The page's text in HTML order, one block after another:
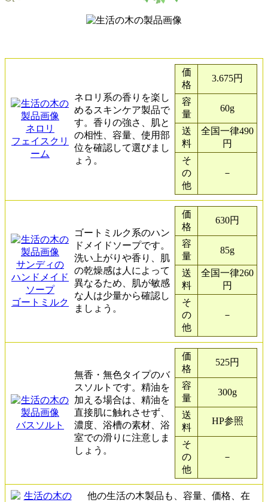
ネロリ
フェイスクリ
ーム
ネロリ系の香りを楽し
めるスキンケア製品で
す。香りの強さ、肌と
の相性、容量、使用部
位を確認して選びまし
ょう。
価
格
3.675円
容
量
60g
送
料
全国一律490
円
そ
の
他
－
サンディの
ハンドメイド
ソープ
ゴートミルク
ゴートミルク系のハン
ドメイドソープです。
洗い上がりや香り、肌
の乾燥感は人によって
異なるため、肌が敏感
な人は少量から確認し
ましょう。
価
格
630円
容
量
85g
送
料
全国一律260
円
そ
の
他
－
バスソルト
無香・無色タイプのバ
スソルトです。精油を
加える場合は、精油を
直接肌に触れさせず、
濃度、浴槽の素材、浴
室での滑りに注意しま
しょう。
価
格
525円
容
量
300g
送
料
HP参照
そ
の
他
－
他の生活の木製品も、容量、価格、在